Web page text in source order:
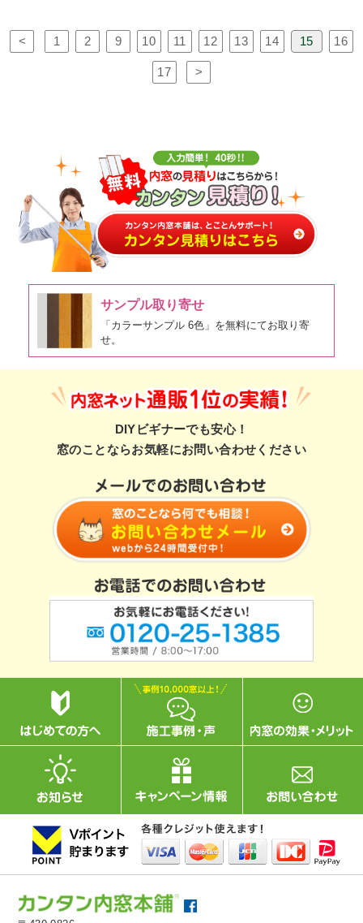
< 1 2 9 10 11 12 13 14 15 16
17 >
サンプル取り寄せ
「カラーサンプル 6色」を無料にてお取り寄
せ。
DIYビギナーでも安心！
窓のことならお気軽にお問い合わせください